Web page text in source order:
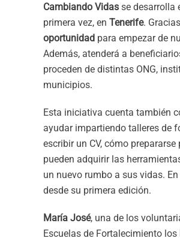
Cambiando Vidas se desarrolla
primera vez, en Tenerife.
oportunidad para empezar de
Además, atenderá a
proceden de distintas ONG,
municipios.
Esta iniciativa cuenta también
ayudar impartiendo talleres de
escribir un CV, cómo
pueden adquirir las
un nuevo rumbo a sus vidas.
desde su primera edición.
María José, una de los
Escuelas de Fortalecimiento